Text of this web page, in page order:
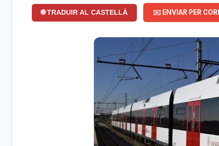
🌐 TRADUIR AL CASTELLÀ ✉️ ENVIAR PER